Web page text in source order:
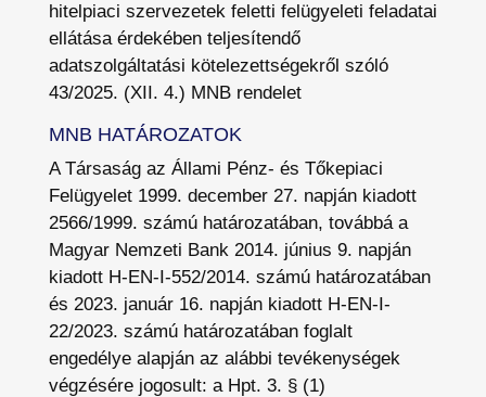
hitelpiaci szervezetek feletti felügyeleti feladatai
ellátása érdekében teljesítendő
adatszolgáltatási kötelezettségekről szóló
43/2025. (XII. 4.) MNB rendelet
MNB HATÁROZATOK
A Társaság az Állami Pénz- és Tőkepiaci
Felügyelet 1999. december 27. napján kiadott
2566/1999. számú határozatában, továbbá a
Magyar Nemzeti Bank 2014. június 9. napján
kiadott H-EN-I-552/2014. számú határozatában
és 2023. január 16. napján kiadott H-EN-I-
22/2023. számú határozatában foglalt
engedélye alapján az alábbi tevékenységek
végzésére jogosult: a Hpt. 3. § (1)